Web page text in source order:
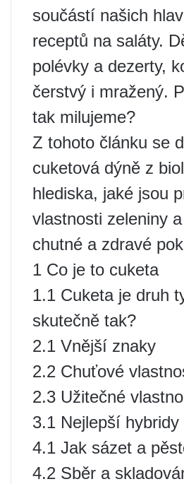
součástí našich
receptů na saláty.
polévky a dezerty,
čerstvý i mražený.
tak milujeme?
Z tohoto článku se
cuketová dýně z
hlediska, jaké jsou
vlastnosti zeleniny
chutné a zdravé
1 Co je to cuketa
1.1 Cuketa je druh
skutečně tak?
2.1 Vnější znaky
2.2 Chuťové
2.3 Užitečné
3.1 Nejlepší hybridy
4.1 Jak sázet a
4.2 Sběr a